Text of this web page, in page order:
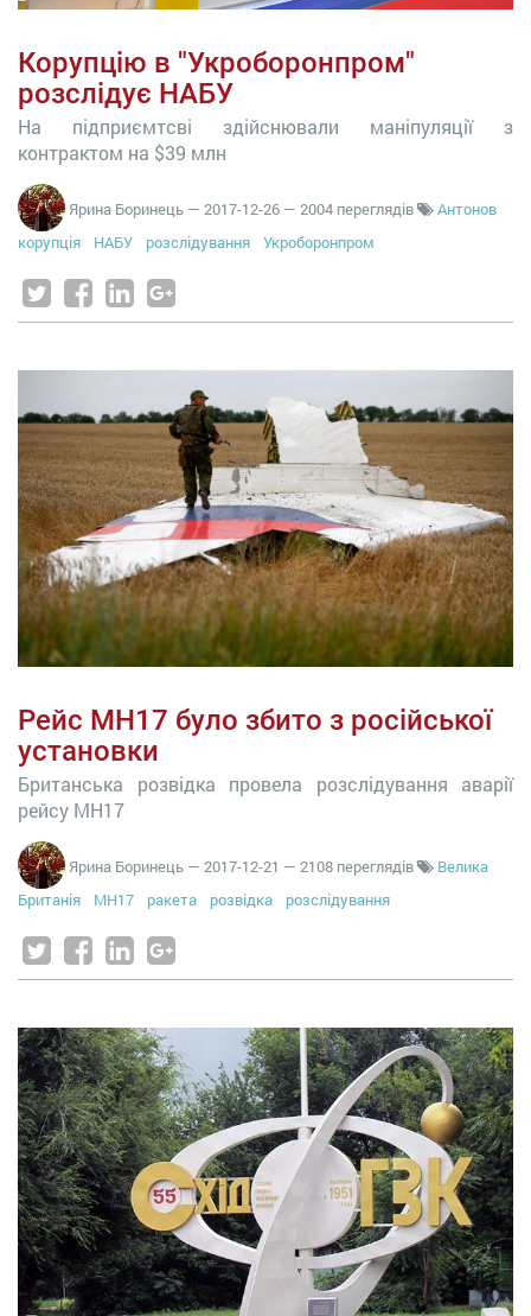
Корупцію в "Укроборонпром"
розслідує НАБУ
На підприємтсві здійснювали маніпуляції з
контрактом на $39 млн
Ярина Боринець — 2017-12-26 — 2004 переглядів
Антонов
корупція
НАБУ розслідування Укроборонпром
Рейс МН17 було збито з російської
установки
Британська розвідка провела розслідування аварії
рейсу МН17
Ярина Боринець — 2017-12-21 — 2108 переглядів
Велика
Британія
МН17 ракета розвідка розслідування